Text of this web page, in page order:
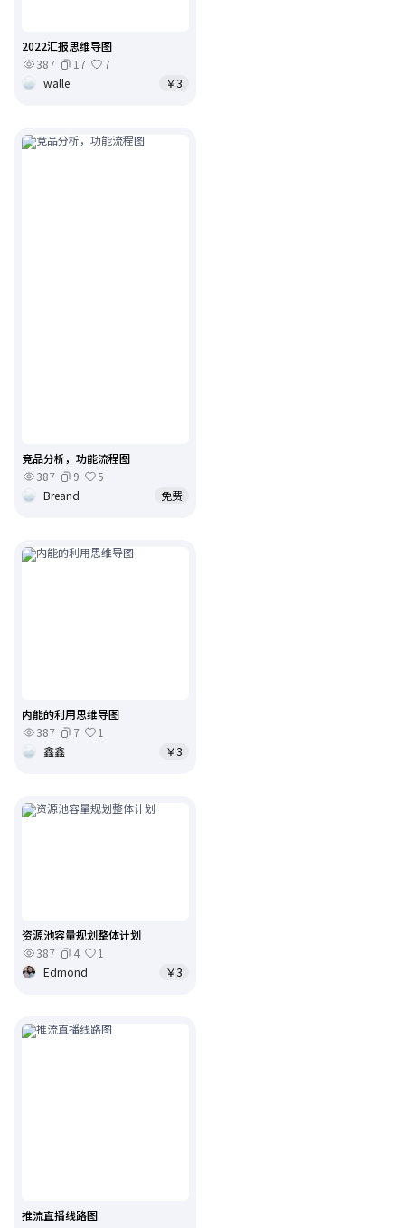
2022汇报思维导图
387
17
7
walle
￥3
竞品分析，功能流程图
387
9
5
Breand
免费
内能的利用思维导图
387
7
1
鑫鑫
￥3
资源池容量规划整体计划
387
4
1
Edmond
￥3
推流直播线路图